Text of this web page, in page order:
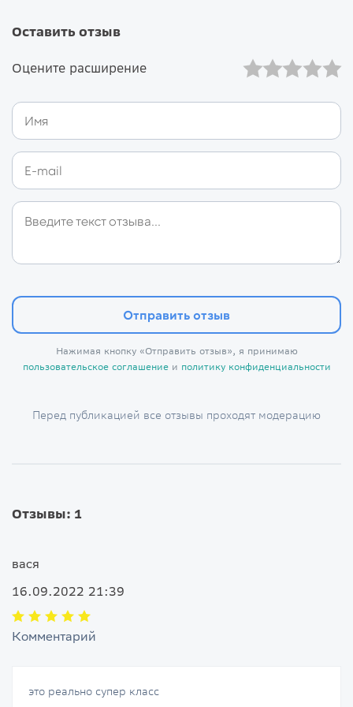
Оставить отзыв
Оцените расширение
Отправить отзыв
Нажимая кнопку «Отправить отзыв», я принимаю
пользовательское соглашениеи политику конфиденциальности
Перед публикацией все отзывы проходят модерацию
Отзывы: 1
вася
16.09.2022 21:39
Комментарий
это реально супер класс